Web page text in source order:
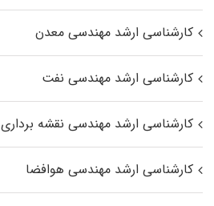
کارشناسی ارشد مهندسی معدن
کارشناسی ارشد مهندسی نفت
کارشناسی ارشد مهندسی نقشه برداری
کارشناسی ارشد مهندسی هوافضا